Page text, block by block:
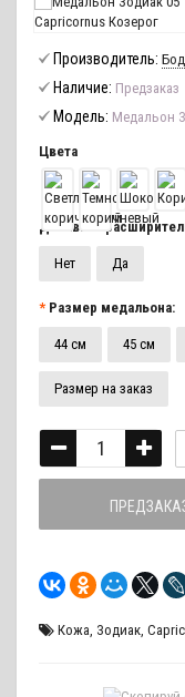
Производитель:
Наличие: Предзаказ
Модель: Медальон
Цвета
Добавить
Нет Да
Размер медальона:
44 см 45 см
Размер на заказ
Кожа, Зодиак,